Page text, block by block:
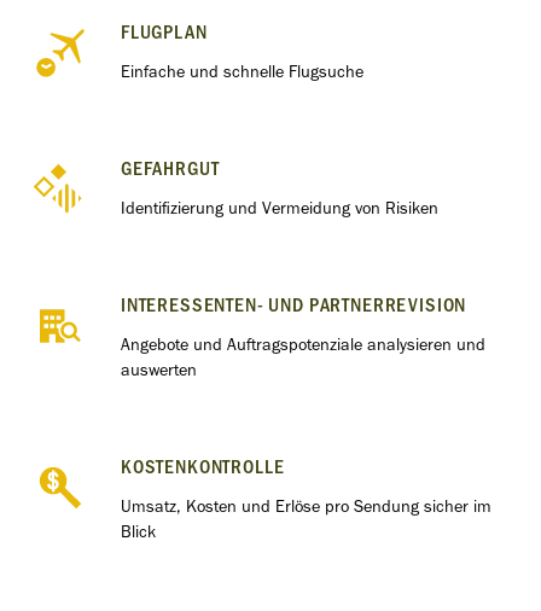
FLUGPLAN
Einfache und schnelle Flugsuche
GEFAHRGUT
Identiﬁzierung und Vermeidung von Risiken
INTERESSENTEN- UND PARTNERREVISION
Angebote und Auftragspotenziale analysieren und
auswerten
KOSTENKONTROLLE
Umsatz, Kosten und Erlöse pro Sendung sicher im
Blick